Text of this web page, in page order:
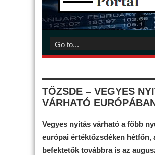
TŐZSDE – VEGYES
VÁRHATÓ
Vegyes nyitás várható a főbb
európai értéktőzsdéken hétfőn,
befektetők továbbra is az